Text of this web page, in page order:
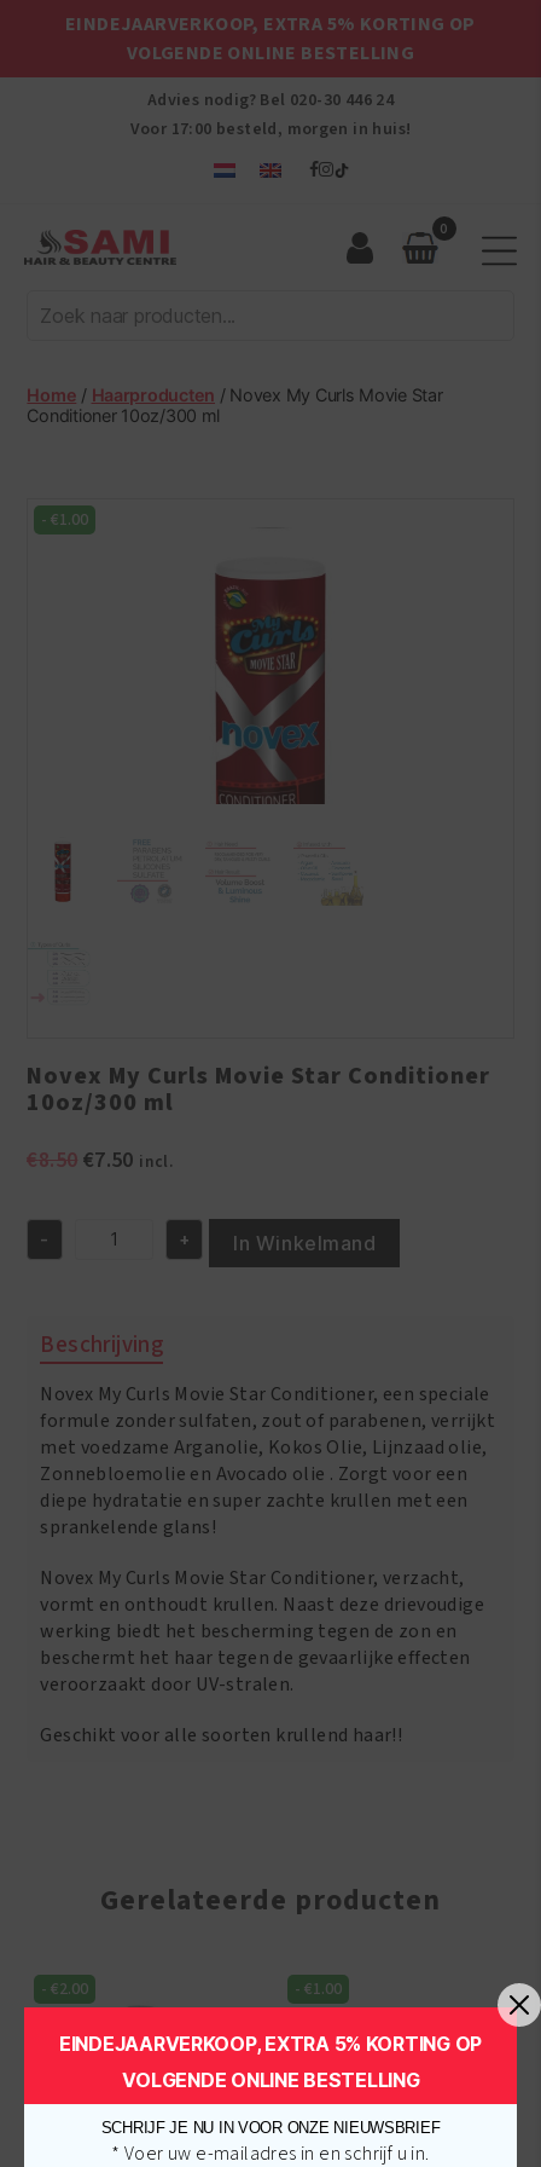
EINDEJAARVERKOOP, EXTRA 5% KORTING OP
VOLGENDE ONLINE BESTELLING
Advies nodig? Bel 020-30 446 24
Voor 17:00 besteld, morgen in huis!
Afro
Hair
Beauty
Centre
0
Home / Haarproducten / Novex My Curls Movie Star
Conditioner 10oz/300 ml
-€1.00
Novex My Curls Movie Star Conditioner
10oz/300 ml
€8.50 Oorspronkelijke
€8.50.
€7.50Huidige
€7.50.
incl.
Star
Conditioner
10oz/300
ml
aantal
- + In Winkelmand
Beschrijving
Novex My Curls Movie Star Conditioner, een speciale
formule zonder sulfaten, zout of parabenen, verrijkt
met voedzame Arganolie, Kokos Olie, Lijnzaad olie,
Zonnebloemolie en Avocado olie . Zorgt voor een
diepe hydratatie en super zachte krullen met een
sprankelende glans!
Novex My Curls Movie Star Conditioner, verzacht,
vormt en onthoudt krullen. Naast deze drievoudige
werking biedt het bescherming tegen de zon en
beschermt het haar tegen de gevaarlijke effecten
veroorzaakt door UV-stralen.
Geschikt voor alle soorten krullend haar!!
Gerelateerde producten
-€2.00 -€1.00
EINDEJAARVERKOOP, EXTRA 5% KORTING OP
VOLGENDE ONLINE BESTELLING
SCHRIJF JE NU IN VOOR ONZE NIEUWSBRIEF
* Voer uw e-mailadres in en schrijf u in.